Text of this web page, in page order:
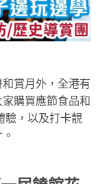
賞月外，全港有
購買應節食品和
驗，以及打卡靚